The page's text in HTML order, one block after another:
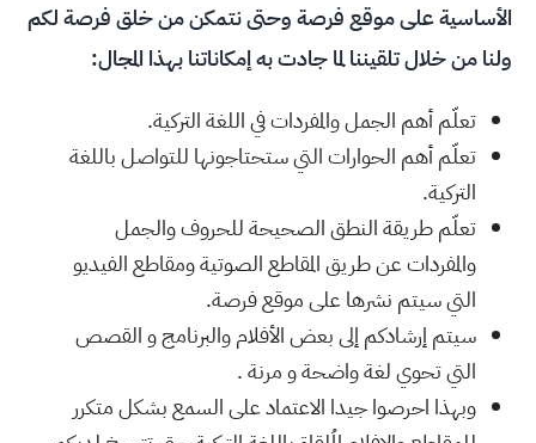
الأساسية على موقع فرصة وحتى نتمكن من خلق فرصة لكم
ولنا من خلال تلقيننا لما جادت به إمكاناتنا بهذا المجال:
تعلّم أهم الجمل والمفردات في اللغة التركية.
تعلّم أهم الحوارات التي ستحتاجونها للتواصل باللغة
التركية.
تعلّم طريقة النطق الصحيحة للحروف والجمل
والمفردات عن طريق المقاطع الصوتية ومقاطع الفيديو
التي سيتم نشرها على موقع فرصة.
سيتم إرشادكم إلى بعض الأفلام والبرنامج و القصص
التي تحوي لغة واضحة و مرنة .
وبهذا احرصوا جيدا الاعتماد على السمع بشكل متكرر